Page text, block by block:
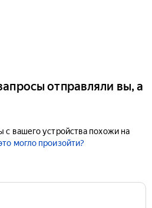
отправляли вы, а
с вашего устройства похожи на
могло произойти?